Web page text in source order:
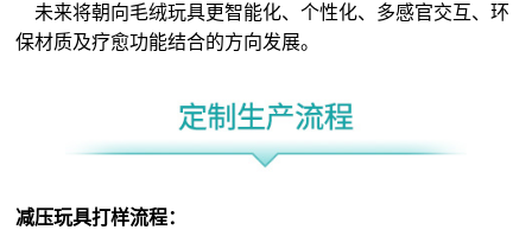
未来将朝向毛绒玩具更智能化、个性化、多感官交互、环
保材质及疗愈功能结合的方向发展。
减压玩具打样流程：